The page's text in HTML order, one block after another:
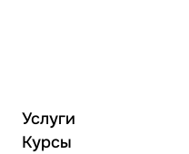
Услуги
Курсы